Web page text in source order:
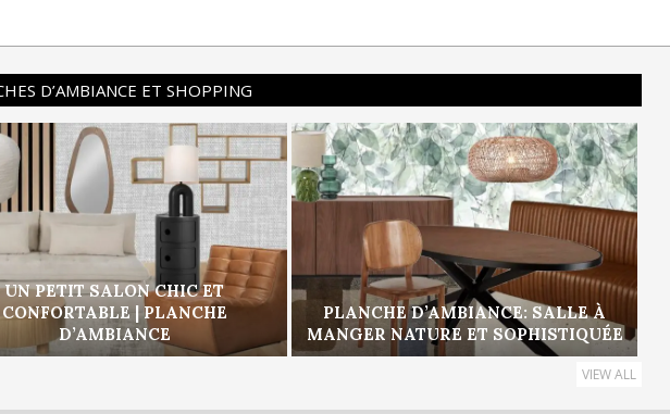
D’AMBIANCE ET SHOPPING
UN PETIT SALON CHIC ET
CONFORTABLE | PLANCHE
D’AMBIANCE
PLANCHE D’AMBIANCE: SALLE À
MANGER NATURE ET SOPHISTIQUÉE
VIEW ALL